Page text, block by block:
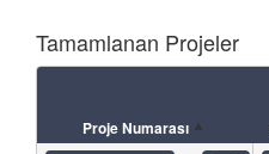
Tamamlanan Projeler
Proje Numarası